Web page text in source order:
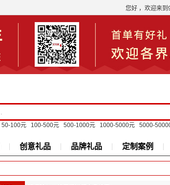
您好 ，欢迎来到
50-100元 100-500元 500-1000元 1000-5000元 5000-
创意礼品 品牌礼品 定制案例